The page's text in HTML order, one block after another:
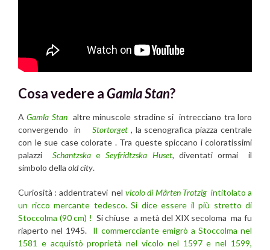
Cosa vedere aGamla Stan?
AGamla Stanaltre minuscole stradine si intrecciano tra loro
convergendo in
Stortorget , la scenografica piazza centrale
con le sue case colorate . Tra queste spiccano i coloratissimi
palazzi SchantzskaeSeyfridtzska Huset, diventati ormai il
simbolo della old city.
Curiosità : addentratevi nel vicolo di Mårten Trotzigintitolato a
un ricco mercante tedesco. Si dice essere il più stretto di
Stoccolma (90 cm) ! Si chiuse a metà del XIX secoloma ma fu
riaperto nel 1945. Il commercciante emigrò a Stoccolma nel
1581 e acquistò proprietà nel vicolo nel 1597 e nel 1599,